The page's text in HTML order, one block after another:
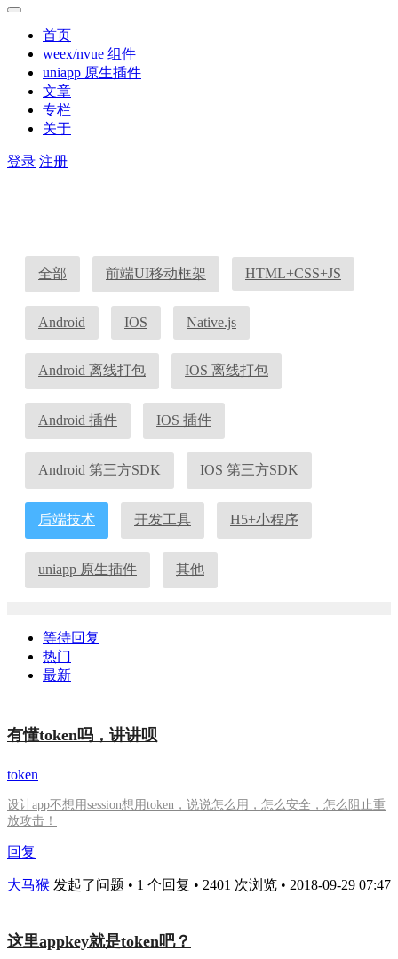
首页
weex/nvue 组件
uniapp 原生插件
文章
专栏
关于
登录 注册
全部 前端UI移动框架 HTML+CSS+JS
Android IOS Native.js
Android 离线打包 IOS 离线打包
Android 插件 IOS 插件
Android 第三方SDK IOS 第三方SDK
后端技术 开发工具 H5+小程序
uniapp 原生插件 其他
等待回复
热门
最新
有懂token吗，讲讲呗
token
设计app不想用session想用token，说说怎么用，怎么安全，怎么阻止重
放攻击！
回复
大马猴 发起了问题 • 1 个回复 • 2401 次浏览 • 2018-09-29 07:47
这里appkey就是token吧？